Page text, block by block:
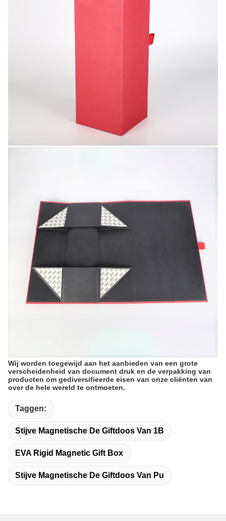
Wij worden toegewijd aan het aanbieden van een grote
verscheidenheid van document druk en de verpakking van
producten om gediversifieerde eisen van onze cliënten van
over de hele wereld te ontmoeten.
Taggen:
Stijve Magnetische De Giftdoos Van 1B
EVA Rigid Magnetic Gift Box
Stijve Magnetische De Giftdoos Van Pu